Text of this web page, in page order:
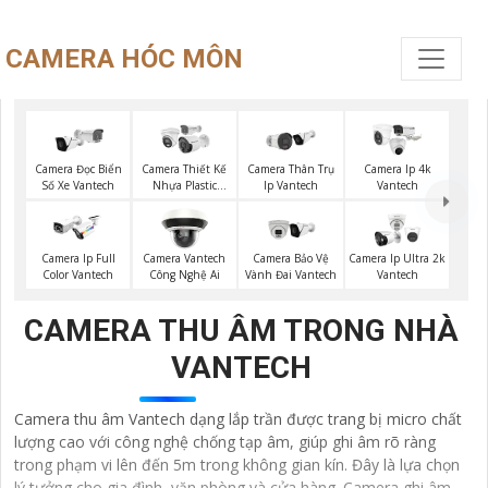
CAMERA HÓC MÔN
Camera Đọc Biển
Số Xe Vantech
Camera Thiết Kế
Nhựa Plastic
Camera Thân Trụ
Ip Vantech
Camera Ip 4k
Vantech
Camera Ip Full
Color Vantech
Camera Vantech
Công Nghệ Ai
Camera Bảo Vệ
Vành Đai Vantech
Camera Ip Ultra 2k
Vantech
CAMERA THU ÂM TRONG NHÀ
VANTECH
Camera thu âm Vantech dạng lắp trần được trang bị micro chất
lượng cao với công nghệ chống tạp âm, giúp ghi âm rõ ràng
trong phạm vi lên đến 5m trong không gian kín. Đây là lựa chọn